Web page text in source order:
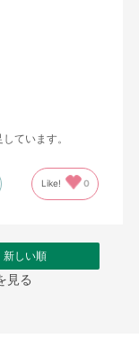
ています。
Like! 0
新しい順
見る